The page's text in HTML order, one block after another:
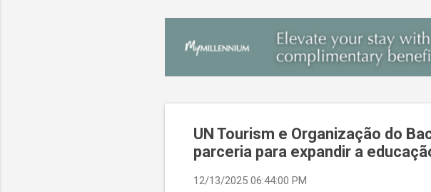
UN Tourism e Organização do
parceria para expandir a
12/13/2025 06:44:00 PM